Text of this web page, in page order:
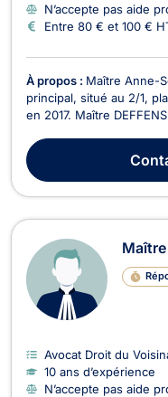
N’accepte pas aide
Entre 80 € et 100 €
À propos : Maître Anne-
principal, situé au 2/1,
en 2017. Maître
DEFFENSE vous
intervient dans le
Maître
Avocat Droit du
10 ans d’expérience
N’accepte pas aide